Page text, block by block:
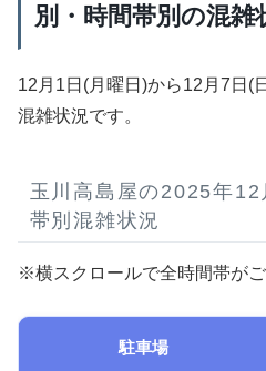
別・時間帯別の混雑
12月1日(月曜日)から12月7日(
混雑状況です。
玉川高島屋の2025年
帯別混雑状況
※横スクロールで全時間帯がご
駐車場